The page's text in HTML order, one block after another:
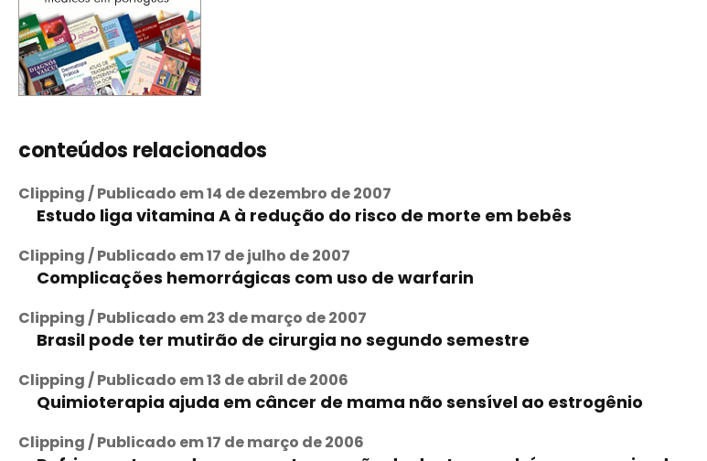
conteúdos relacionados
Clipping / Publicado em 14 de dezembro de 2007
Estudo liga vitamina A à redução do risco de morte em bebês
Clipping / Publicado em 17 de julho de 2007
Complicações hemorrágicas com uso de warfarin
Clipping / Publicado em 23 de março de 2007
Brasil pode ter mutirão de cirurgia no segundo semestre
Clipping / Publicado em 13 de abril de 2006
Quimioterapia ajuda em câncer de mama não sensível ao estrogênio
Clipping / Publicado em 17 de março de 2006